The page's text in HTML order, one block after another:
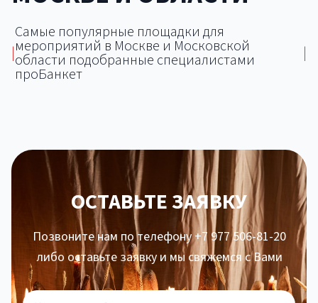
|
Самые популярные площадки для
мероприятий в Москве и Московской
области подобранные специалистами
проБанкет
|
ОСТАВЬТЕ ЗАЯВКУ
Позвоните нам по телефону +7 977 506-81-20
либо оставьте заявку и мы свяжемся с Вами